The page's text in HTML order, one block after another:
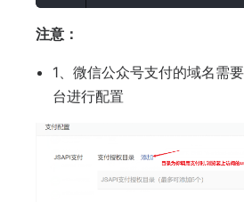
注意：
1、微信公众号支付的域名需
台进行配置